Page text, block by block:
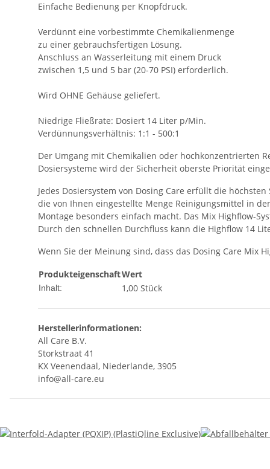
Einfache Bedienung per Knopfdruck.
Verdünnt eine vorbestimmte Chemikalienmenge
zu einer gebrauchsfertigen Lösung.
Anschluss an Wasserleitung mit einem Druck
zwischen 1,5 und 5 bar (20-70 PSI) erforderlich.
Wird OHNE Gehäuse geliefert.
Niedrige Fließrate: Dosiert 14 Liter p/Min.
Verdünnungsverhältnis: 1:1 - 500:1
Der Umgang mit Chemikalien oder hochkonzentrierten
Dosiersysteme wird der Sicherheit oberste Priorität
Jedes Dosiersystem von Dosing Care erfüllt die
die von Ihnen eingestellte Menge Reinigungsmittel in
Montage besonders einfach macht. Das Mix Highflow-
Durch den schnellen Durchfluss kann die Highflow 14
Wenn Sie der Meinung sind, dass das Dosing Care Mix
ProdukteigenschaftWert
Inhalt: 1,00 Stück
Herstellerinformationen:
All Care B.V.
Storkstraat 41
KX Veenendaal, Niederlande, 3905
info@all-care.eu